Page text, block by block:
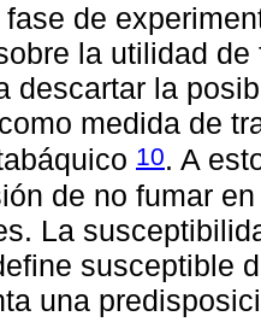
de
la utilidad
descartar la
medida de
10. A
de no fumar
La
susceptible
una